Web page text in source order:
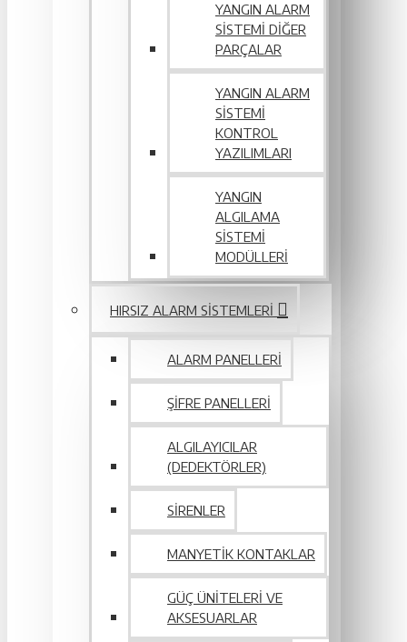
YANGIN ALARM
SISTEMI DIĞER
PARÇALAR
YANGIN ALARM
SISTEMI
KONTROL
YAZILIMLARI
YANGIN
ALGILAMA
SISTEMI
MODÜLLERI
HIRSIZ ALARM SISTEMLERI
ALARM PANELLERI
ŞIFRE PANELLERI
ALGILAYICILAR
(DEDEKTÖRLER)
SIRENLER
MANYETIK KONTAKLAR
GÜÇ ÜNITELERI VE
AKSESUARLAR